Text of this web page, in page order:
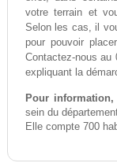
votre terrain et
Selon les cas, il
pour pouvoir
Contactez-nous au
expliquant la
Pour information,
sein du
Elle compte 700